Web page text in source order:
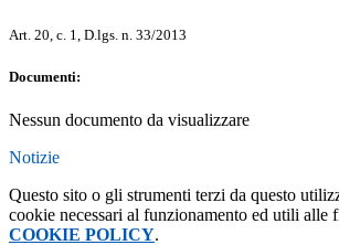
Art. 20, c. 1, D.lgs. n. 33/2013
Documenti:
Nessun documento da visualizzare
Notizie
Questo sito o gli strumenti terzi da questo
cookie necessari al funzionamento ed utili alle
COOKIE POLICY.